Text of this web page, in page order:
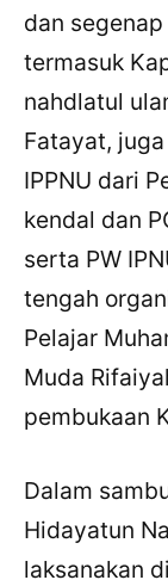
dan
termasuk
nahdlatul
Fatayat,
IPPNU dari
kendal dan
serta PW
tengah
Pelajar
Muda
pembukaan
Dalam
Hidayatun
laksanakan